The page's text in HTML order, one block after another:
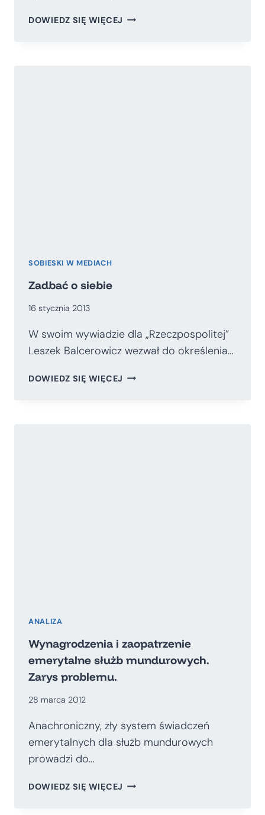
DOWIEDZ SIĘ WIĘCEJ POLSKI
SOBIESKI W MEDIACH
Zadbać o siebie
16 stycznia 2013
W swoim wywiadzie dla „Rzeczpospolitej”
Leszek Balcerowicz wezwał do określenia…
DOWIEDZ SIĘ WIĘCEJ ZADBAĆ
ANALIZA
Wynagrodzenia i zaopatrzenie
emerytalne służb mundurowych.
Zarys problemu.
28 marca 2012
Anachroniczny, zły system świadczeń
emerytalnych dla służb mundurowych
prowadzi do…
DOWIEDZ SIĘ WIĘCEJ WYNAGRODZENIA